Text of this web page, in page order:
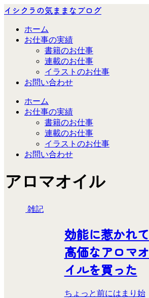
イシクラの気ままなブログ
ホーム
お仕事の実績
書籍のお仕事
連載のお仕事
イラストのお仕事
お問い合わせ
ホーム
お仕事の実績
書籍のお仕事
連載のお仕事
イラストのお仕事
お問い合わせ
アロマオイル
雑記
効能に惹かれて
高価なアロマオ
イルを買った
ちょっと前にはまり始